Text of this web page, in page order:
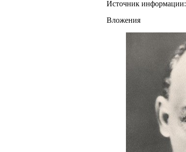
Источник информации:
Вложения